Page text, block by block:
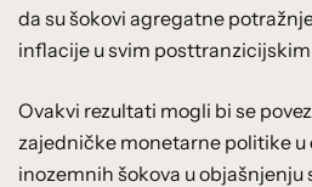
da su šokovi agregatne
inflacije u svim
Ovakvi rezultati mogli bi se
zajedničke monetarne politike u
inozemnih šokova u